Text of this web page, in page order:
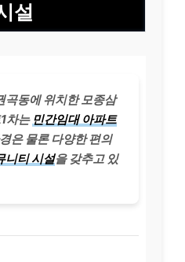
설
곡동에 위치한 모종삼
차는 민간임대 아파트
은 물론 다양한 편의
니티 시설을 갖추고 있